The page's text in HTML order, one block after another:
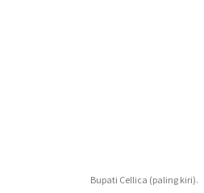
Bupati Cellica (paling kiri).